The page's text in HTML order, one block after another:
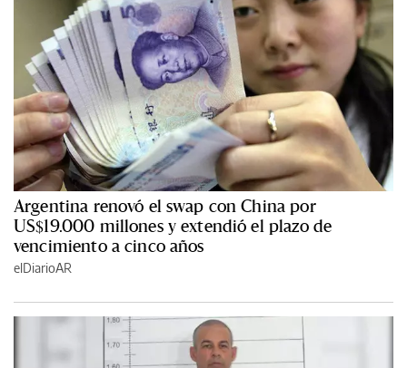
Argentina renovó el swap con China por
US$19.000 millones y extendió el plazo de
vencimiento a cinco años
elDiarioAR